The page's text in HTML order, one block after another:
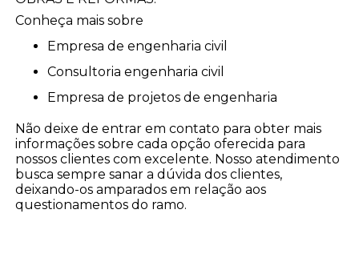
Conheça mais sobre
empresa de engenharia civil
consultoria engenharia civil
empresa de projetos de engenharia
Não deixe de entrar em contato para obter mais
informações sobre cada opção oferecida para
nossos clientes com excelente. Nosso atendimento
busca sempre sanar a dúvida dos clientes,
deixando-os amparados em relação aos
questionamentos do ramo.